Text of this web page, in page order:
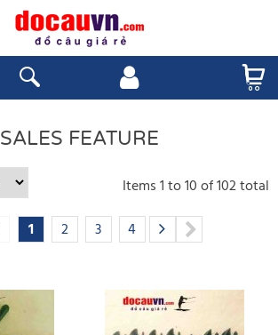
SALES FEATURE
Items1to10of102total
1
2 3 4 5